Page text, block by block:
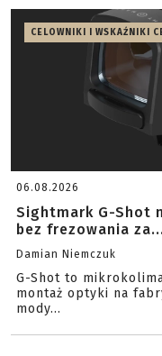
CELOWNIKI I WSKAŹNIKI
06.08.2026
Sightmark G-Shot
bez frezowania
Damian Niemczuk
G-Shot to
montaż optyki na
mody...